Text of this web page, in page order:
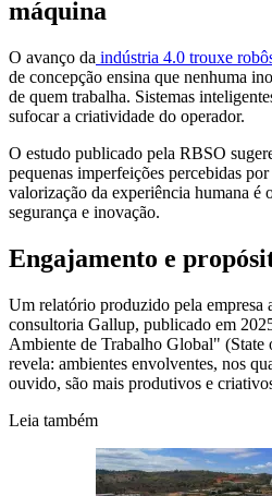
máquina
O avanço da indústria 4.0 trouxe
de concepção ensina que nenhuma
de quem trabalha. Sistemas
sufocar a criatividade do operador.
O estudo publicado pela RBSO
pequenas imperfeições percebidas
valorização da experiência humana é
segurança e inovação.
Engajamento e
Um relatório produzido pela empresa
consultoria Gallup, publicado em
Ambiente de Trabalho Global"
revela: ambientes envolventes, nos
ouvido, são mais produtivos e
Leia também